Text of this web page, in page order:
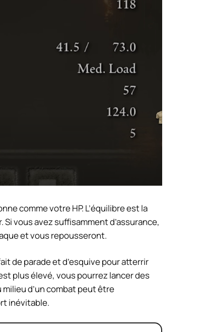
comme votre HP. L’équilibre est la
vous avez suffisamment d’assurance,
et vous repousseront.
de parade et d’esquive pour atterrir
plus élevé, vous pourrez lancer des
d’un combat peut être
inévitable.